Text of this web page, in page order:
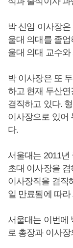
박 신임 이사장
울대 의대를 졸
울대 의대 교수
박 이사장은 또
하고 현재 두산
겸직하고 있다.
이사장으로 있어
다.
서울대는 2011년
초대 이사장을 겸
이사장직을 겸직
일 만료됨에 따
서울대는 이번에
로 총장과 이사